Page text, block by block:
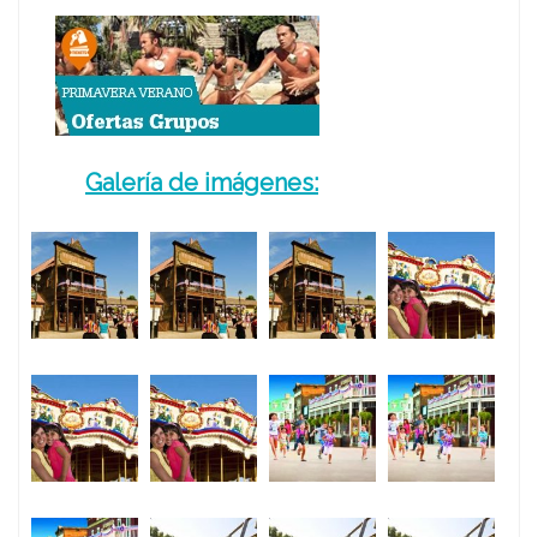
Galería de imágenes: